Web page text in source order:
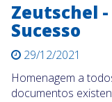
Zeutschel
Sucesso
29/12/2021
Homenagem a
documentos